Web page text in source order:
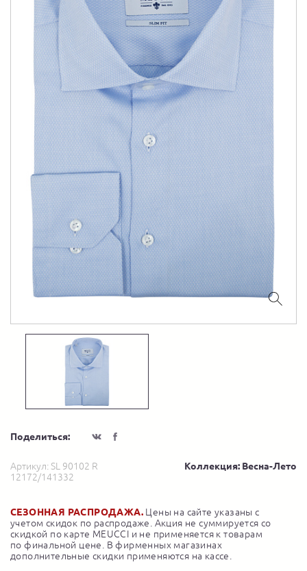
Поделиться:
Артикул: SL 90102 R
12172/141332
Коллекция: Весна-Лето
СЕЗОННАЯ РАСПРОДАЖА. Цены на сайте указаны с
учетом скидок по распродаже. Акция не суммируется со
скидкой по карте MEUCCI и не применяется к товарам
по финальной цене. В фирменных магазинах
дополнительные скидки применяются на кассе.